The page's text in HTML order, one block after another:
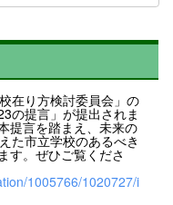
在り方検討委員会」の
の提言」が提出されま
提言を踏まえ、未来の
た市立学校のあるべき
す。ぜひご覧くださ
1005766/1020727/i